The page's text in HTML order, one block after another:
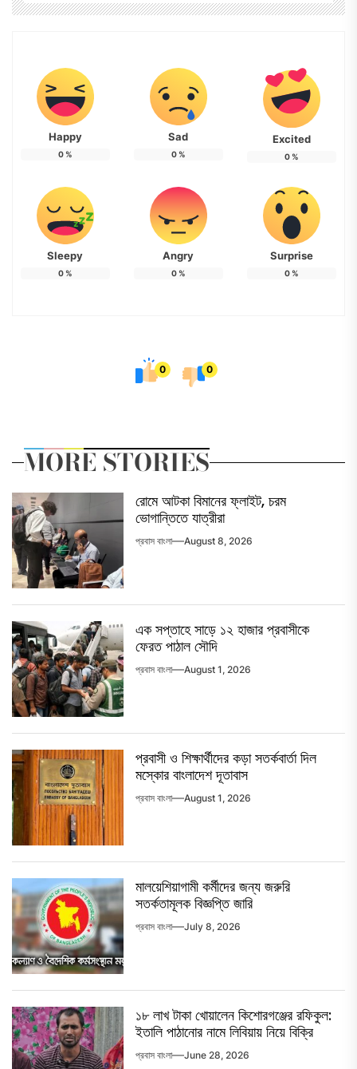
Happy
0%
Sad
0%
Excited
0%
Sleepy
0%
Angry
0%
Surprise
0%
0 0
MORE STORIES
রোমে আটকা বিমানের ফ্লাইট, চরম
ভোগান্তিতে যাত্রীরা
প্রবাস বাংলা August 8, 2026
এক সপ্তাহে সাড়ে ১২ হাজার প্রবাসীকে
ফেরত পাঠাল সৌদি
প্রবাস বাংলা August 1, 2026
প্রবাসী ও শিক্ষার্থীদের কড়া সতর্কবার্তা দিল
মস্কোর বাংলাদেশ দূতাবাস
প্রবাস বাংলা August 1, 2026
মালয়েশিয়াগামী কর্মীদের জন্য জরুরি
সতর্কতামূলক বিজ্ঞপ্তি জারি
প্রবাস বাংলা July 8, 2026
১৮ লাখ টাকা খোয়ালেন কিশোরগঞ্জের রফিকুল:
ইতালি পাঠানোর নামে লিবিয়ায় নিয়ে বিক্রি
প্রবাস বাংলা June 28, 2026